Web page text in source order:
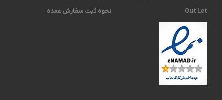
Out Let
نحوه ثبت سفارش عمده